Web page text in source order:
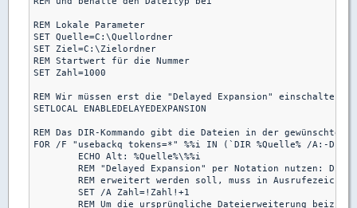
REM Lokale Parameter
SET Quelle=C:\Quellordner
SET Ziel=C:\Zielordner
REM Startwert für die Nummer
SET Zahl=1000
REM Wir müssen erst die "Delayed Expansion" einschalten
SETLOCAL ENABLEDELAYEDEXPANSION
REM Das DIR-Kommando gibt die Dateien in der gewünschten
FOR /F "usebackq tokens=*" %%i IN (`DIR %Quelle% /A:-D /